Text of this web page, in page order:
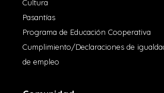
Cultura
Pasantías
Programa de Educación Cooperativa
Cumplimiento/Declaraciones de
de empleo